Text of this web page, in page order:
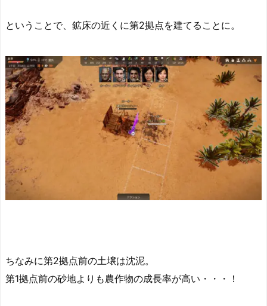
ということで、鉱床の近くに第2拠点を建てることに。
ちなみに第2拠点前の土壌は沈泥。
第1拠点前の砂地よりも農作物の成長率が高い・・・！